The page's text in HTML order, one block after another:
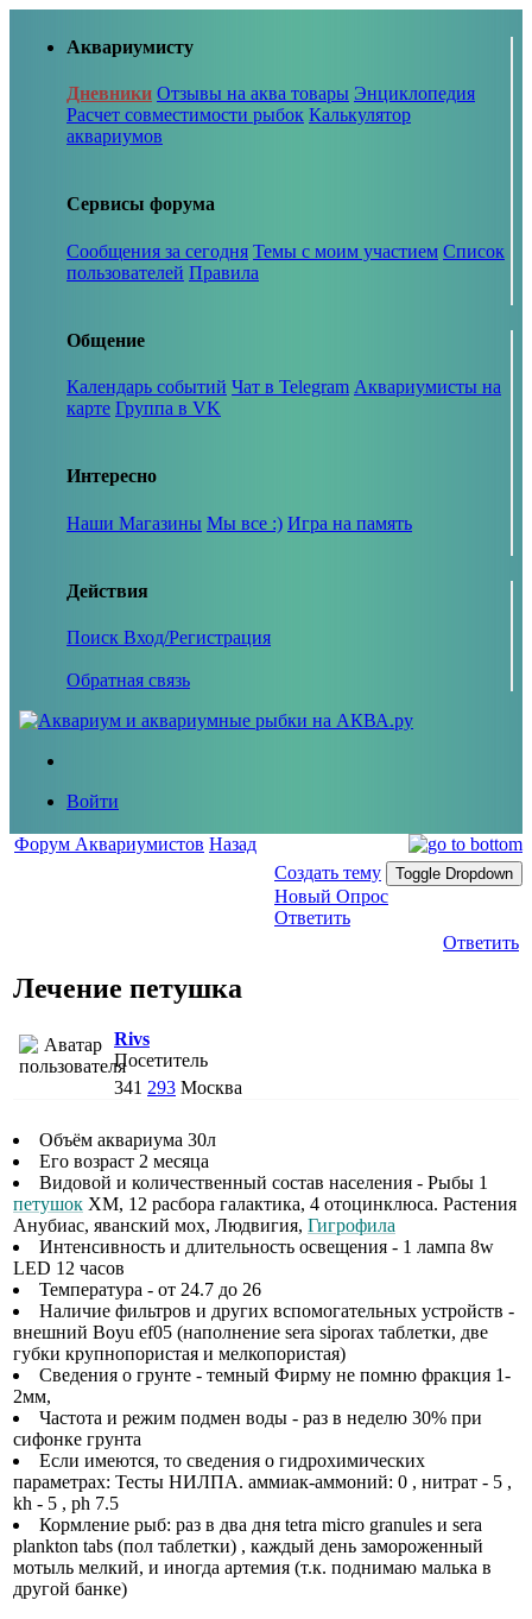
Аквариумисту
Дневники Отзывы на аква товары Энциклопедия
Расчет совместимости рыбок Калькулятор
аквариумов
Сервисы форума
Сообщения за сегодня Темы с моим участием Список
пользователей Правила
Общение
Календарь событий Чат в Telegram Аквариумисты на
карте Группа в VK
Интересно
Наши Магазины Мы все :) Игра на память
Действия
Поиск Вход/Регистрация
Обратная связь
Войти
Форум Аквариумистов Назад
Создать тему
Toggle Dropdown
Новый Опрос
Ответить
Ответить
Лечение петушка
Rivs
Посетитель
341 293 Москва
Объём аквариума 30л
Его возраст 2 месяца
Видовой и количественный состав населения - Рыбы 1
петушок ХМ, 12 расбора галактика, 4 отоцинклюса. Растения
Анубиас, яванский мох, Людвигия, Гигрофила
Интенсивность и длительность освещения - 1 лампа 8w
LED 12 часов
Температура - от 24.7 до 26
Наличие фильтров и других вспомогательных устройств -
внешний Boyu ef05 (наполнение sera siporax таблетки, две
губки крупнопористая и мелкопористая)
Сведения о грунте - темный Фирму не помню фракция 1-
2мм,
Частота и режим подмен воды - раз в неделю 30% при
сифонке грунта
Если имеются, то сведения о гидрохимических
параметрах: Тесты НИЛПА. аммиак-аммоний: 0 , нитрат - 5 ,
kh - 5 , ph 7.5
Кормление рыб: раз в два дня tetra micro granules и sera
plankton tabs (пол таблетки) , каждый день замороженный
мотыль мелкий, и иногда артемия (т.к. поднимаю малька в
другой банке)